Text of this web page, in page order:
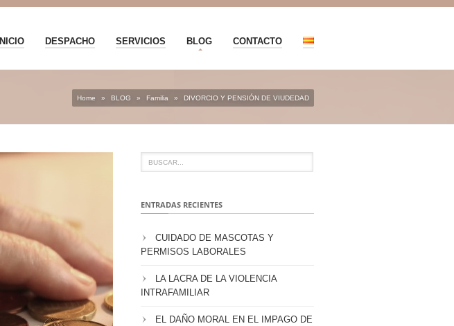
INICIO DESPACHO SERVICIOS BLOG CONTACTO
Home » BLOG » Familia » DIVORCIO Y PENSIÓN DE VIUDEDAD
ENTRADAS RECIENTES
CUIDADO DE MASCOTAS Y
PERMISOS LABORALES
LA LACRA DE LA VIOLENCIA
INTRAFAMILIAR
EL DAÑO MORAL EN EL IMPAGO DE